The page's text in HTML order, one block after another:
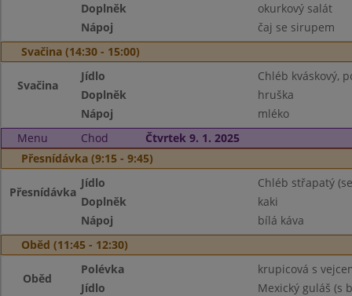
Doplněk
okurkový salát
Nápoj
čaj se sirupem
Svačina (14:30 - 15:00)
Svačina
Jídlo
Chléb kváskový,
Doplněk
hruška
Nápoj
mléko
Menu
Chod
Čtvrtek 9. 1. 2025
Přesnídávka (9:15 - 9:45)
Přesnídávka
Jídlo
Chléb střapatý
Doplněk
kaki
Nápoj
bílá káva
Oběd (11:45 - 12:30)
Oběd
Polévka
krupicová s
Jídlo
Mexický guláš (s